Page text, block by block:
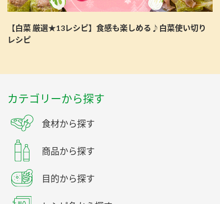
【白菜 厳選★13レシピ】食感も楽しめる♪白菜使い切り
レシピ
カテゴリーから探す
食材から探す
商品から探す
目的から探す